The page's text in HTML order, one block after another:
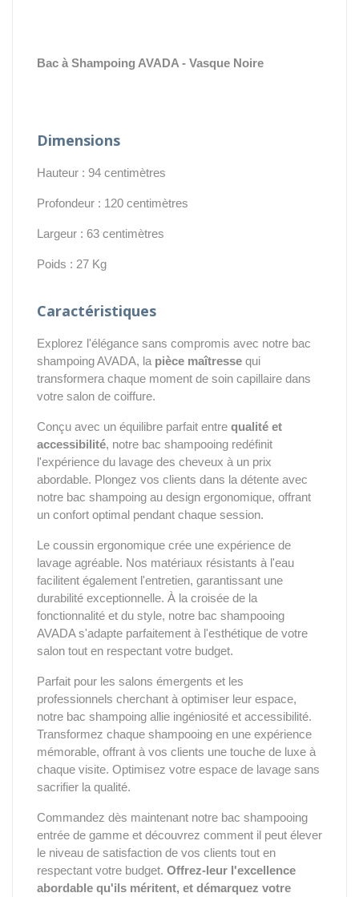
Bac à Shampoing AVADA - Vasque Noire
Dimensions
Hauteur : 94 centimètres
Profondeur : 120 centimètres
Largeur : 63 centimètres
Poids : 27 Kg
Caractéristiques
Explorez l'élégance sans compromis avec notre bac
shampoing AVADA, la pièce maîtresse qui
transformera chaque moment de soin capillaire dans
votre salon de coiffure.
Conçu avec un équilibre parfait entre qualité et
accessibilité, notre bac shampooing redéfinit
l'expérience du lavage des cheveux à un prix
abordable. Plongez vos clients dans la détente avec
notre bac shampoing au design ergonomique, offrant
un confort optimal pendant chaque session.
Le coussin ergonomique crée une expérience de
lavage agréable. Nos matériaux résistants à l'eau
facilitent également l'entretien, garantissant une
durabilité exceptionnelle. À la croisée de la
fonctionnalité et du style, notre bac shampooing
AVADA s'adapte parfaitement à l'esthétique de votre
salon tout en respectant votre budget.
Parfait pour les salons émergents et les
professionnels cherchant à optimiser leur espace,
notre bac shampoing allie ingéniosité et accessibilité.
Transformez chaque shampooing en une expérience
mémorable, offrant à vos clients une touche de luxe à
chaque visite. Optimisez votre espace de lavage sans
sacrifier la qualité.
Commandez dès maintenant notre bac shampooing
entrée de gamme et découvrez comment il peut élever
le niveau de satisfaction de vos clients tout en
respectant votre budget. Offrez-leur l'excellence
abordable qu'ils méritent, et démarquez votre